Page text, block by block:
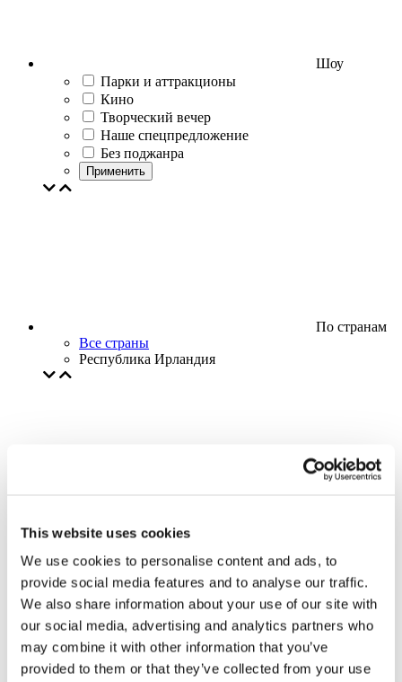
This website uses cookies
We use cookies to personalise content and ads, to
provide social media features and to analyse our traffic.
We also share information about your use of our site with
our social media, advertising and analytics partners who
may combine it with other information that you’ve
provided to them or that they’ve collected from your use
Шоу
Парки и аттракционы
Кино
Творческий вечер
Наше спецпредложение
Без поджанра
Применить
По странам
Все страны
Республика Ирландия